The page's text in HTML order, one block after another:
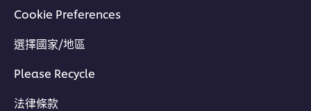
Cookie Preferences
選擇國家/地區
Please Recycle
法律條款